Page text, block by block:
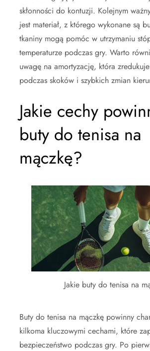
skłonności do kontuzji. Kolejnym
jest materiał, z którego wykonane są
tkaniny mogą pomóc w utrzymaniu
temperaturze podczas gry. Warto
uwagę na amortyzację, która
podczas skoków i szybkich zmian
Jakie cechy
buty do tenisa na
mączkę?
Jakie buty do tenisa na
Buty do tenisa na mączkę powinny
kilkoma kluczowymi cechami, które
bezpieczeństwo podczas gry. Po